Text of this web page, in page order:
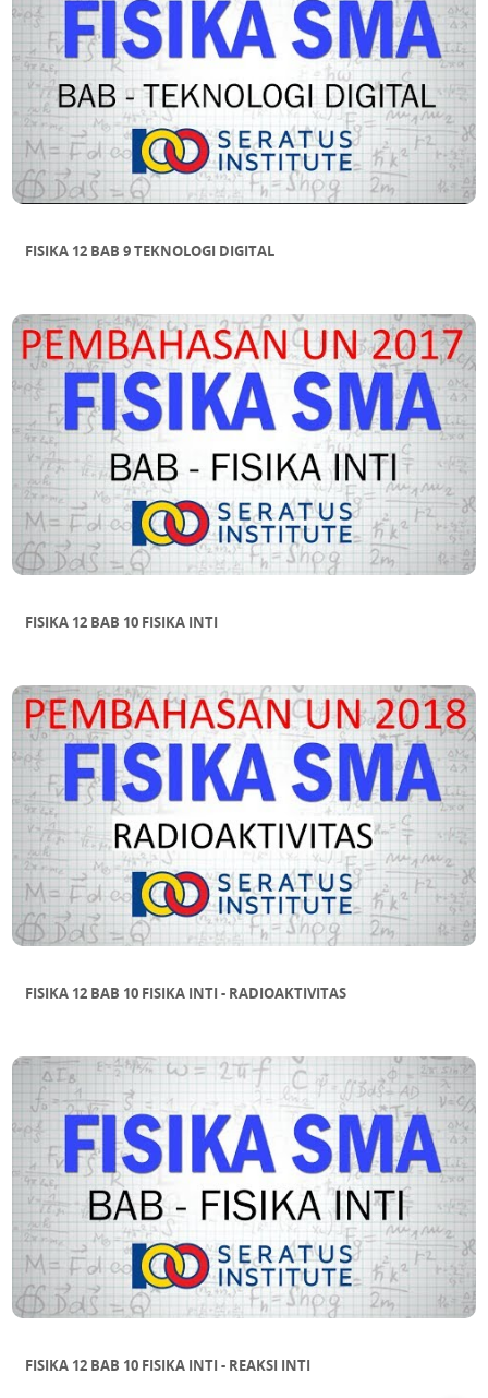
FISIKA 12 BAB 9 TEKNOLOGI DIGITAL
FISIKA 12 BAB 10 FISIKA INTI
FISIKA 12 BAB 10 FISIKA INTI - RADIOAKTIVITAS
FISIKA 12 BAB 10 FISIKA INTI - REAKSI INTI